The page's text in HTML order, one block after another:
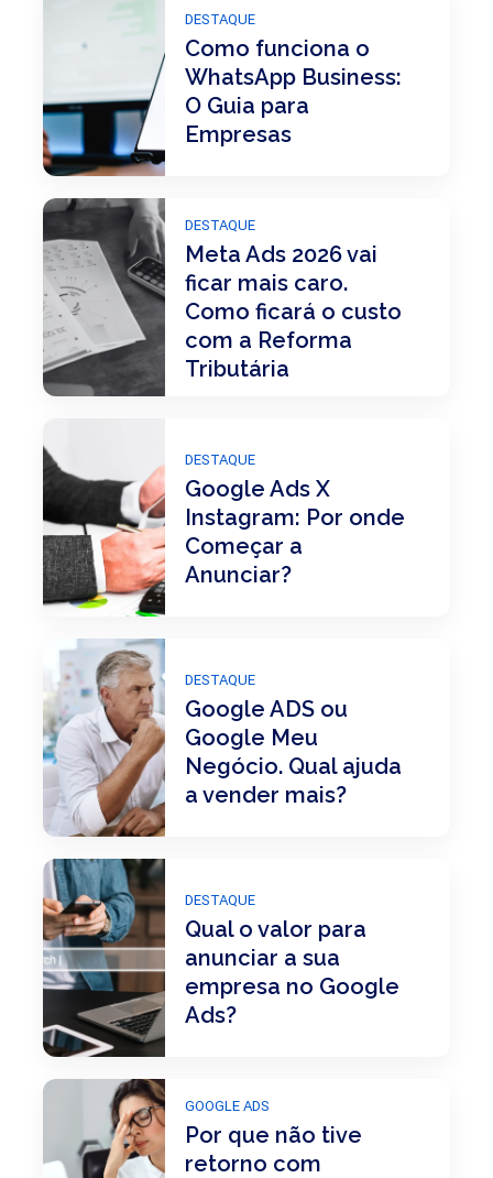
DESTAQUE
Como funciona o
WhatsApp Business:
O Guia para
Empresas
DESTAQUE
Meta Ads 2026 vai
ficar mais caro.
Como ficará o custo
com a Reforma
Tributária
DESTAQUE
Google Ads X
Instagram: Por onde
Começar a
Anunciar?
DESTAQUE
Google ADS ou
Google Meu
Negócio. Qual ajuda
a vender mais?
DESTAQUE
Qual o valor para
anunciar a sua
empresa no Google
Ads?
GOOGLE ADS
Por que não tive
retorno com